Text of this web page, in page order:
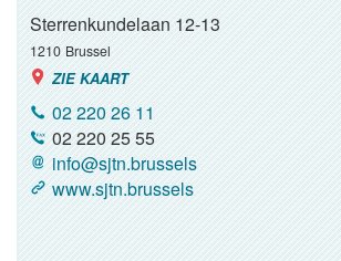
Sterrenkundelaan 12-13
1210 Brussel
ZIE KAART
02 220 26 11
02 220 25 55
info@sjtn.brussels
www.sjtn.brussels